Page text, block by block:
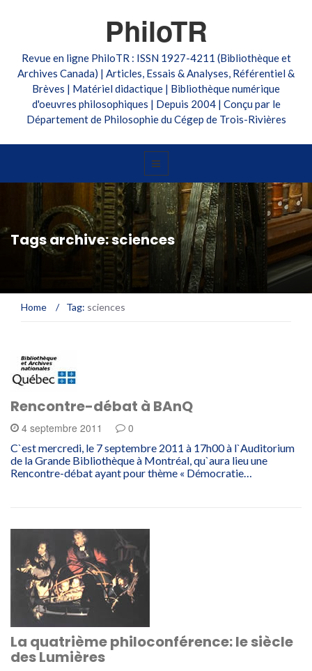
PhiloTR
Revue en ligne PhiloTR : ISSN 1927-4211 (Bibliothèque et
Archives Canada) | Articles, Essais & Analyses, Référentiel &
Brèves | Matériel didactique | Bibliothèque numérique
d'oeuvres philosophiques | Depuis 2004 | Conçu par le
Département de Philosophie du Cégep de Trois-Rivières
Tags archive: sciences
Home / Tag: sciences
Rencontre-débat à BAnQ
4 septembre 2011 0
C`est mercredi, le 7 septembre 2011 à 17h00 à l`Auditorium
de la Grande Bibliothèque à Montréal, qu`aura lieu une
Rencontre-débat ayant pour thème « Démocratie…
La quatrième philoconférence: le siècle
des Lumières